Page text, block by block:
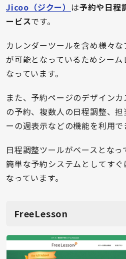
Jicoo（ジクー） は予約や日程
ービスです。
カレンダーツールを含め様々
が可能となっているためシー
なっています。
また、予約ページのデザイン
の予約、複数人の日程調整、
ーの週表示などの機能を利用で
日程調整ツールがベースとな
簡単な予約システムとしてす
なっています。
FreeLesson